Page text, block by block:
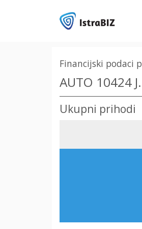
Financijski podaci
AUTO 10424
Ukupni prihodi